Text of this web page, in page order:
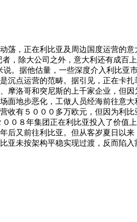
，正在利比亚及周边国度运营的意
，除大公司之外，意大利还有成百
。据他估量，一些深度介入利比亚
点运营的范畴。据引见，正在卡
洛哥和突尼斯的上千家企业，但
地步恶化，工做人员经海前往意
有５０００多万欧元，但因为利
０８年集团正在利比亚投入了价值
又前往利比亚。但从客岁夏日以
未按架构平稳实现过渡，反而陷